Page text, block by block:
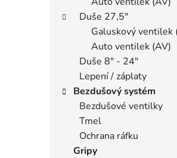
Duše 27,5"
Galuskový ventilek
Auto ventilek (AV)
Duše 8" - 24"
Lepení / záplaty
Bezdušový systém
Bezdušové ventilky
Tmel
Ochrana ráfku
Gripy